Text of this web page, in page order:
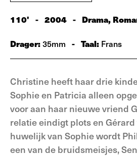
110' - 2004 - Drama,
Drager:35mm - Taal: Frans
Christine heeft haar drie
Sophie en Patricia alleen
voor aan haar nieuwe vriend
relatie eindigt plots en
huwelijk van Sophie wordt
een van de bruidsmeisjes,